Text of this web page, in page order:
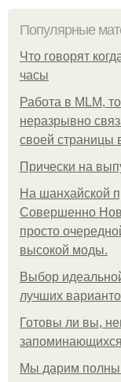
Популярные
Что говорят
часы
Работа в MLM,
неразрывно
своей страницы
Прически на
На шанхайской
Совершенно
просто
высокой моды.
Выбор
лучших
Готовы ли вы,
Мы дарим